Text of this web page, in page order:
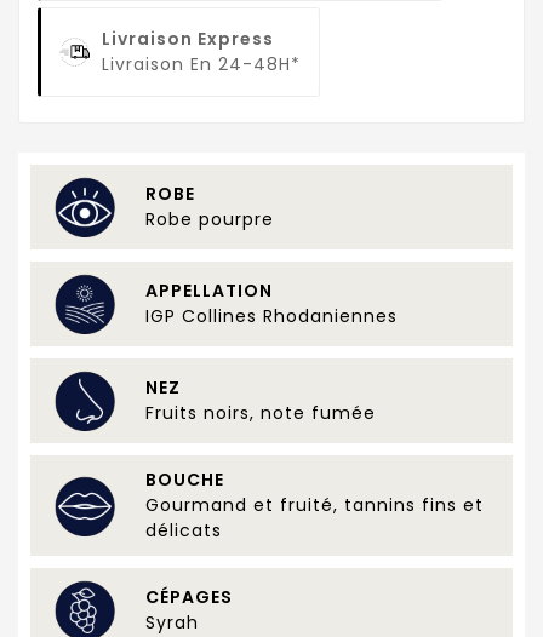
Livraison Express
Livraison En 24-48H*
ROBE
Robe pourpre
APPELLATION
IGP Collines Rhodaniennes
NEZ
Fruits noirs, note fumée
BOUCHE
Gourmand et fruité, tannins fins et
délicats
CÉPAGES
Syrah